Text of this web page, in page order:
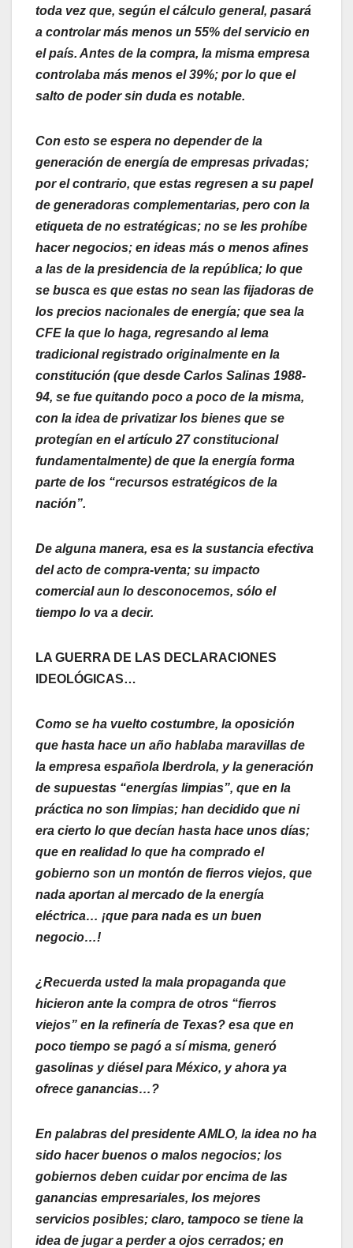
toda vez que, según el cálculo general, pasará
a controlar más menos un 55% del servicio en
el país. Antes de la compra, la misma empresa
controlaba más menos el 39%; por lo que el
salto de poder sin duda es notable.
Con esto se espera no depender de la
generación de energía de empresas privadas;
por el contrario, que estas regresen a su papel
de generadoras complementarias, pero con la
etiqueta de no estratégicas; no se les prohíbe
hacer negocios; en ideas más o menos afines
a las de la presidencia de la república; lo que
se busca es que estas no sean las fijadoras de
los precios nacionales de energía; que sea la
CFE la que lo haga, regresando al lema
tradicional registrado originalmente en la
constitución (que desde Carlos Salinas 1988-
94, se fue quitando poco a poco de la misma,
con la idea de privatizar los bienes que se
protegían en el artículo 27 constitucional
fundamentalmente) de que la energía forma
parte de los “recursos estratégicos de la
nación”.
De alguna manera, esa es la sustancia efectiva
del acto de compra-venta; su impacto
comercial aun lo desconocemos, sólo el
tiempo lo va a decir.
LA GUERRA DE LAS DECLARACIONES
IDEOLÓGICAS…
Como se ha vuelto costumbre, la oposición
que hasta hace un año hablaba maravillas de
la empresa española Iberdrola, y la generación
de supuestas “energías limpias”, que en la
práctica no son limpias; han decidido que ni
era cierto lo que decían hasta hace unos días;
que en realidad lo que ha comprado el
gobierno son un montón de fierros viejos, que
nada aportan al mercado de la energía
eléctrica… ¡que para nada es un buen
negocio…!
¿Recuerda usted la mala propaganda que
hicieron ante la compra de otros “fierros
viejos” en la refinería de Texas? esa que en
poco tiempo se pagó a sí misma, generó
gasolinas y diésel para México, y ahora ya
ofrece ganancias…?
En palabras del presidente AMLO, la idea no ha
sido hacer buenos o malos negocios; los
gobiernos deben cuidar por encima de las
ganancias empresariales, los mejores
servicios posibles; claro, tampoco se tiene la
idea de jugar a perder a ojos cerrados; en